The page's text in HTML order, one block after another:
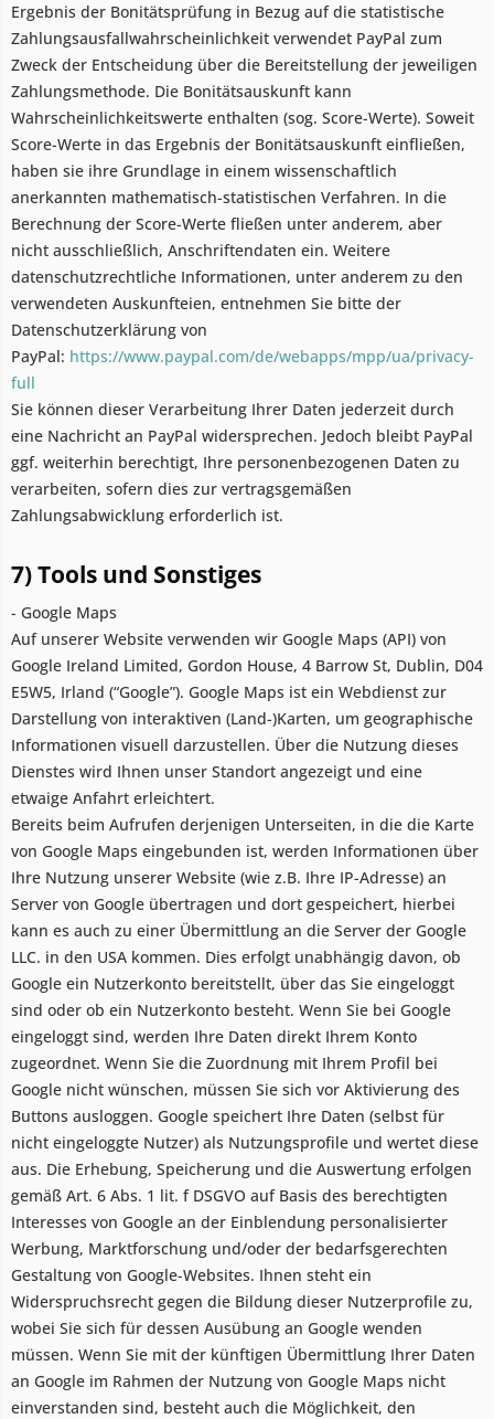
Ergebnis der Bonitätsprüfung in Bezug auf die statistische
Zahlungsausfallwahrscheinlichkeit verwendet PayPal zum
Zweck der Entscheidung über die Bereitstellung der jeweiligen
Zahlungsmethode. Die Bonitätsauskunft kann
Wahrscheinlichkeitswerte enthalten (sog. Score-Werte). Soweit
Score-Werte in das Ergebnis der Bonitätsauskunft einfließen,
haben sie ihre Grundlage in einem wissenschaftlich
anerkannten mathematisch-statistischen Verfahren. In die
Berechnung der Score-Werte fließen unter anderem, aber
nicht ausschließlich, Anschriftendaten ein. Weitere
datenschutzrechtliche Informationen, unter anderem zu den
verwendeten Auskunfteien, entnehmen Sie bitte der
Datenschutzerklärung von
PayPal: https://www.paypal.com/de/webapps/mpp/ua/privacy-
full
Sie können dieser Verarbeitung Ihrer Daten jederzeit durch
eine Nachricht an PayPal widersprechen. Jedoch bleibt PayPal
ggf. weiterhin berechtigt, Ihre personenbezogenen Daten zu
verarbeiten, sofern dies zur vertragsgemäßen
Zahlungsabwicklung erforderlich ist.
7) Tools und Sonstiges
- Google Maps
Auf unserer Website verwenden wir Google Maps (API) von
Google Ireland Limited, Gordon House, 4 Barrow St, Dublin, D04
E5W5, Irland (“Google”). Google Maps ist ein Webdienst zur
Darstellung von interaktiven (Land-)Karten, um geographische
Informationen visuell darzustellen. Über die Nutzung dieses
Dienstes wird Ihnen unser Standort angezeigt und eine
etwaige Anfahrt erleichtert.
Bereits beim Aufrufen derjenigen Unterseiten, in die die Karte
von Google Maps eingebunden ist, werden Informationen über
Ihre Nutzung unserer Website (wie z.B. Ihre IP-Adresse) an
Server von Google übertragen und dort gespeichert, hierbei
kann es auch zu einer Übermittlung an die Server der Google
LLC. in den USA kommen. Dies erfolgt unabhängig davon, ob
Google ein Nutzerkonto bereitstellt, über das Sie eingeloggt
sind oder ob ein Nutzerkonto besteht. Wenn Sie bei Google
eingeloggt sind, werden Ihre Daten direkt Ihrem Konto
zugeordnet. Wenn Sie die Zuordnung mit Ihrem Profil bei
Google nicht wünschen, müssen Sie sich vor Aktivierung des
Buttons ausloggen. Google speichert Ihre Daten (selbst für
nicht eingeloggte Nutzer) als Nutzungsprofile und wertet diese
aus. Die Erhebung, Speicherung und die Auswertung erfolgen
gemäß Art. 6 Abs. 1 lit. f DSGVO auf Basis des berechtigten
Interesses von Google an der Einblendung personalisierter
Werbung, Marktforschung und/oder der bedarfsgerechten
Gestaltung von Google-Websites. Ihnen steht ein
Widerspruchsrecht gegen die Bildung dieser Nutzerprofile zu,
wobei Sie sich für dessen Ausübung an Google wenden
müssen. Wenn Sie mit der künftigen Übermittlung Ihrer Daten
an Google im Rahmen der Nutzung von Google Maps nicht
einverstanden sind, besteht auch die Möglichkeit, den